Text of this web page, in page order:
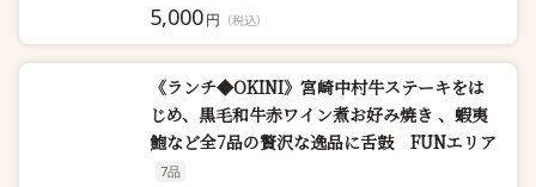
5,000円 （税込）
《ランチ◆OKINI》宮崎中村牛ステーキをは
じめ、黒毛和牛赤ワイン煮お好み焼き 、蝦夷
鮑など全7品の贅沢な逸品に舌鼓 FUNエリア
7品